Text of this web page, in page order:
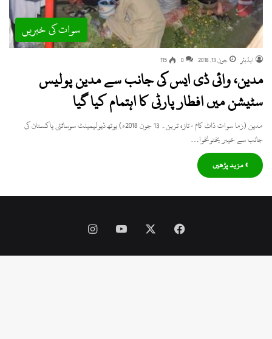
سوات کی خبریں
ایڈیٹر جون 13, 2018 0
115
مدین، وائی ڈی ایس کی جانب سے مدین پولیس
سٹیشن میں افطار پارٹی کا اہتمام کیا گیا
مدین (زما سوات ڈاٹ کام ، تازہ ترین۔ 13 جون 2018ء) یوتھ ڈیولپمینٹ سوسائٹی پاکستان کی
جانب سے خیبر پختونخوا…
» مزید پڑھیں
Facebook
YouTube